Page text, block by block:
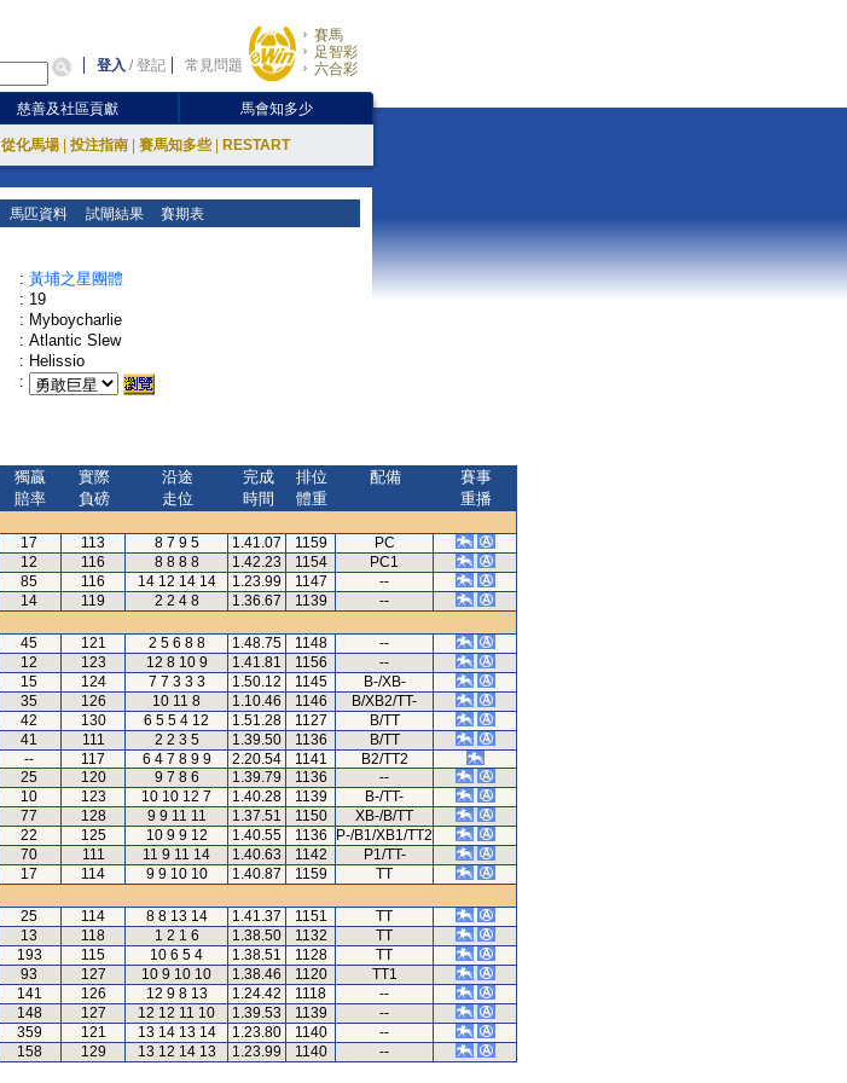
登入 /登記 常見問題
賽馬
足智彩
六合彩
慈善及社區貢獻 馬會知多少
從化馬場 投注指南 賽馬知多些 RESTART
馬匹資料 試閘結果 賽期表
: 黃埔之星團體
: 19
: Myboycharlie
: Atlantic Slew
: Helissio
:
獨贏
賠率
實際
負磅
沿途
走位
完成
時間
排位
體重
配備
賽事
重播
17 113 8 7 9 5 1.41.07 1159
PC
12 116 8 8 8 8 1.42.23 1154
PC1
85 116 14 12 14 14 1.23.99 1147
--
14 119 2 2 4 8 1.36.67 1139
--
45 121 2 5 6 8 8 1.48.75 1148
--
12 123 12 8 10 9 1.41.81 1156
--
15 124 7 7 3 3 3 1.50.12 1145
B-/XB-
35 126 10 11 8 1.10.46 1146
B/XB2/TT-
42 130 6 5 5 4 12 1.51.28 1127
B/TT
41 111 2 2 3 5 1.39.50 1136
B/TT
-- 117 6 4 7 8 9 9 2.20.54 1141
B2/TT2
25 120 9 7 8 6 1.39.79 1136
--
10 123 10 10 12 7 1.40.28 1139
B-/TT-
77 128 9 9 11 11 1.37.51 1150
XB-/B/TT
22 125 10 9 9 12 1.40.55 1136
P-/B1/XB1/TT2
70 111 11 9 11 14 1.40.63 1142
P1/TT-
17 114 9 9 10 10 1.40.87 1159
TT
25 114 8 8 13 14 1.41.37 1151
TT
13 118 1 2 1 6 1.38.50 1132
TT
193 115 10 6 5 4 1.38.51 1128
TT
93 127 10 9 10 10 1.38.46 1120
TT1
141 126 12 9 8 13 1.24.42 1118
--
148 127 12 12 11 10 1.39.53 1139
--
359 121 13 14 13 14 1.23.80 1140
--
158 129 13 12 14 13 1.23.99 1140 --